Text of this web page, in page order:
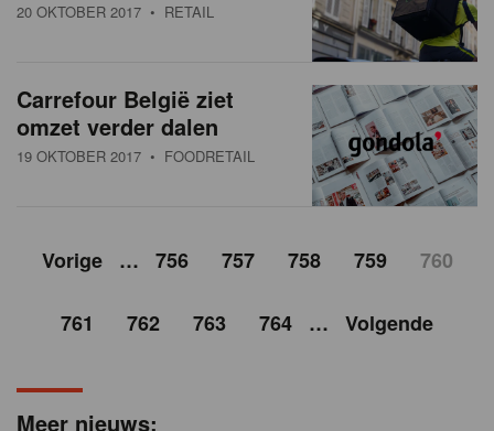
Meer nieuws:
20 OKTOBER 2017 • RETAIL
Carrefour België ziet
omzet verder dalen
19 OKTOBER 2017 • FOODRETAIL
Vorige … 756 757 758 759 760
761 762 763 764 … Volgende